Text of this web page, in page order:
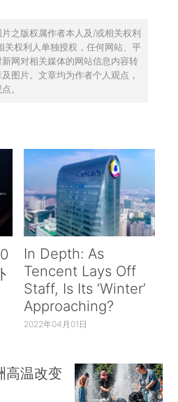
之版权属作者本人及/或相关权利
关权利人单独授权，任何网站、平
网对相关媒体的网站信息内容转
图片。文章均为作者个人观点，
。
In Depth: As
Tencent Lays Off
Staff, Is Its ‘Winter’
Approaching?
2022年04月01日
高温改变